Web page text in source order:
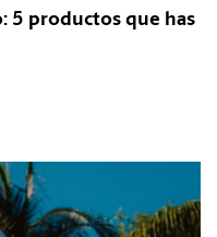
5 productos que has